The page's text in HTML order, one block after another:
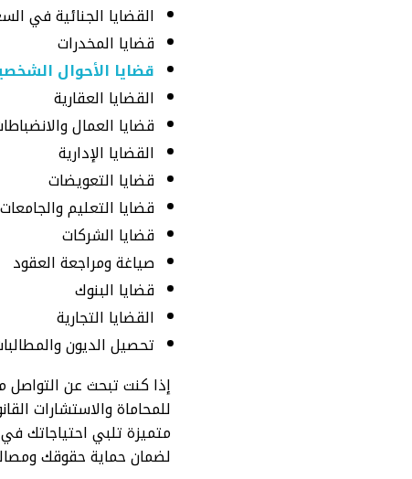
القضايا الجنائية في
قضايا المخدرات
قضايا الأحوال
القضايا العقارية
قضايا العمال
القضايا الإدارية
قضايا التعويضات
قضايا التعليم والجامعات
قضايا الشركات
صياغة ومراجعة العقود
قضايا البنوك
القضايا التجارية
تحصيل الديون
إذا كنت تبحث عن التواصل
للمحاماة والاستشارات
متميزة تلبي احتياجاتك
لضمان حماية حقوقك